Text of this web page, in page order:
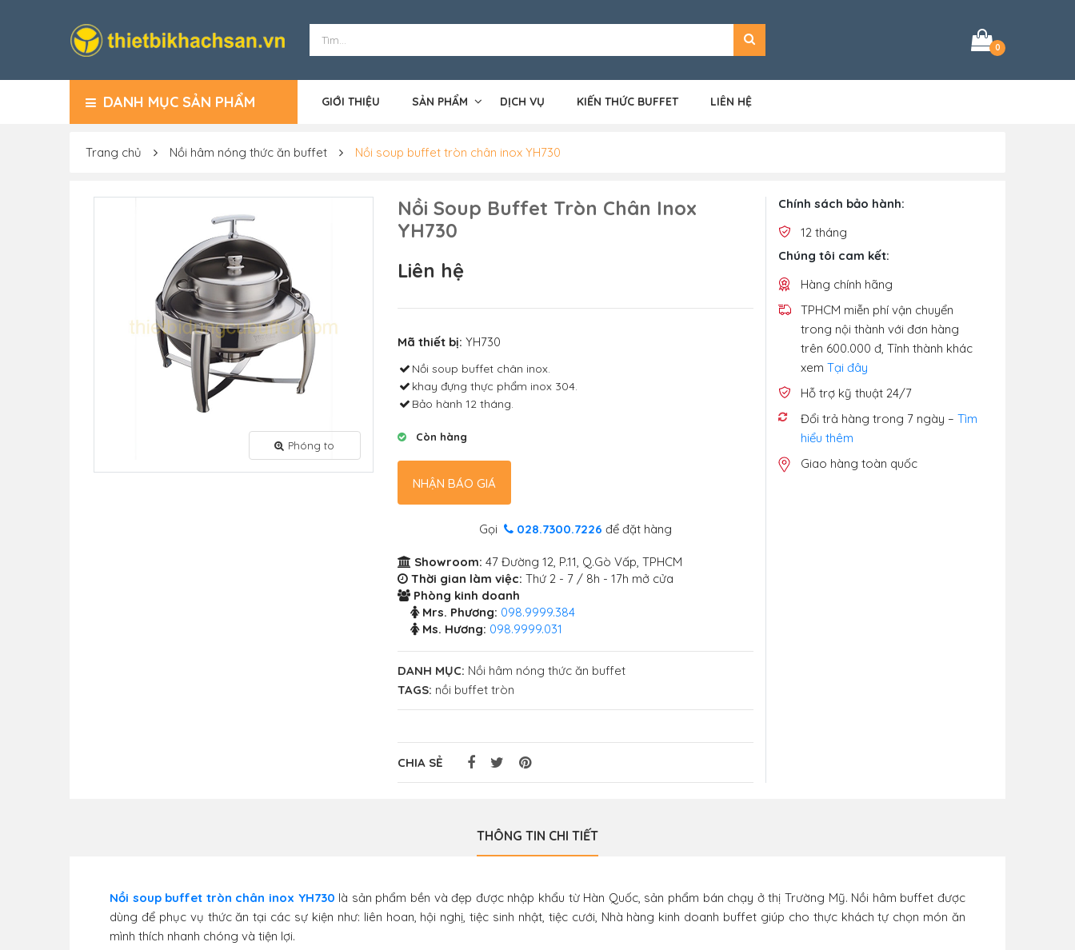
0
DANH MỤC SẢN PHẨM GIỚI THIỆU SẢN PHẨM DỊCH VỤ KIẾN THỨC BUFFET LIÊN HỆ
Trang chủ Nồi hâm nóng thức ăn buffet Nồi soup buffet tròn chân inox YH730
Phóng to
Nồi Soup Buffet Tròn Chân Inox
YH730
Liên hệ
Mã thiết bị: YH730
Nồi soup buffet chân inox.
khay đựng thực phẩm inox 304.
Bảo hành 12 tháng.
Còn hàng
NHẬN BÁO GIÁ
Gọi 028.7300.7226 để đặt hàng
Showroom: 47 Đường 12, P.11, Q.Gò Vấp, TPHCM
Thời gian làm việc: Thứ 2 - 7 / 8h - 17h mở cửa
Phòng kinh doanh
Mrs. Phương: 098.9999.384
Ms. Hương: 098.9999.031
DANH MỤC: Nồi hâm nóng thức ăn buffet
TAGS: nồi buffet tròn
CHIA SẺ
Chính sách bảo hành:
12 tháng
Chúng tôi cam kết:
Hàng chính hãng
TPHCM miễn phí vận chuyển
trong nội thành với đơn hàng
trên 600.000 đ, Tỉnh thành khác
xem Tại đây
Hỗ trợ kỹ thuật 24/7
Đổi trả hàng trong 7 ngày – Tìm
hiểu thêm
Giao hàng toàn quốc
THÔNG TIN CHI TIẾT
Nồi soup buffet tròn chân inox YH730 là sản phẩm bền và đẹp được nhập khẩu từ Hàn Quốc, sản phẩm bán chạy ở thị Trường Mỹ. Nồi hâm buffet được
dùng để phục vụ thức ăn tại các sự kiện như: liên hoan, hội nghị, tiệc sinh nhật, tiệc cưới, Nhà hàng kinh doanh buffet giúp cho thực khách tự chọn món ăn
mình thích nhanh chóng và tiện lợi.